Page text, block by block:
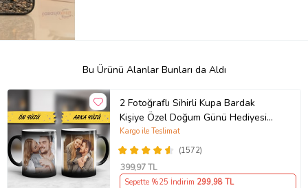
Bu Ürünü Alanlar Bunları da Aldı
2 Fotoğraflı Sihirli Kupa Bardak
Kişiye Özel Doğum Günü Hediyesi
Sevgiliye Hediye Anneye Babaya
Ablaya Abiye Kız Erkek Kardeşe
Arkadaşa Resimli Günü Yıl Dönümü
Hediyesi
(1572)
Kargo ile Teslimat
399,97 TL
Sepette %25 İndirim 299,98 TL